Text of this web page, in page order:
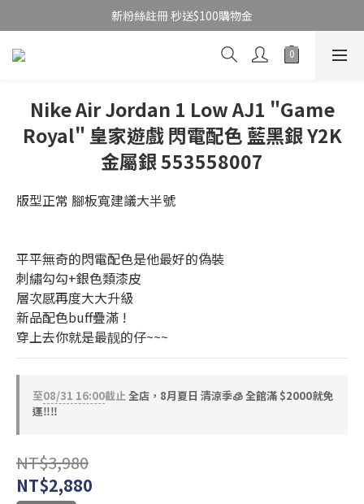
新粉絲註冊 秒送$100購物金
Nike Air Jordan 1 Low AJ1 "Game
Royal" 皇家遊戲 閃電配色 藍黑銀 Y2K
金屬銀 553558007
版型正常 腳板寬建議大半號
平平無奇的閃電配色是他最好的偽裝
刺繡勾勾+銀色類漆皮
層次感再度大大升級
新品配色buff疊滿 !
穿上去你就是最靓的仔~~~
至08/31 16:00截止全店，8月夏日 清涼季🧊 全館滿 $2000就免
運‼️‼️
NT$3,980
NT$2,880